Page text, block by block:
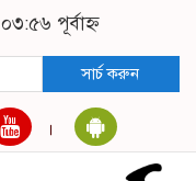
পূর্বাহ্ন
সার্চ করুন